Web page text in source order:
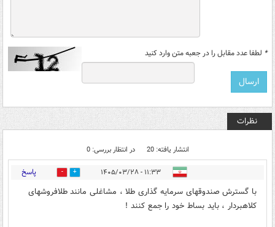
* لطفا عدد مقابل را در جعبه متن وارد کنید
نظرات
انتشار یافته: 20 در انتظار بررسی: 0
۱۱:۳۳ - ۱۴۰۵/۰۳/۲۸ 1 پاسخ
با گسترش صندوقهای سرمایه گذاری طلا ، مشاغلی مانند طلافروشهای
کلاهبردار ، باید بساط خود را جمع کنند !